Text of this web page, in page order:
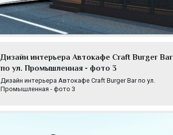
Дизайн интерьера Автокафе Craft Burger Bar
по ул. Промышленная - фото 3
Дизайн интерьера Автокафе Craft Burger Bar по ул.
Промышленная - фото 3